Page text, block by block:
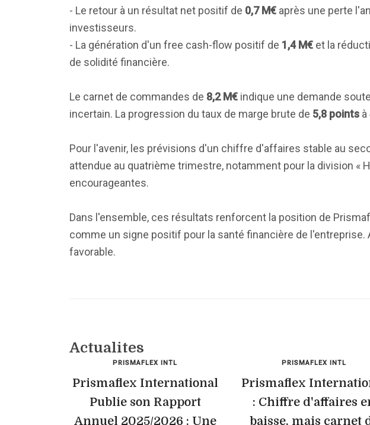
- Le retour à un résultat net positif de 0,7 M€ après une perte
investisseurs.
- La génération d'un free cash-flow positif de 1,4 M€ et la
de solidité financière.
Le carnet de commandes de 8,2 M€ indique une demande
incertain. La progression du taux de marge brute de 5,8 points à
Pour l'avenir, les prévisions d'un chiffre d'affaires stable au
attendue au quatrième trimestre, notamment pour la division «
encourageantes.
Dans l'ensemble, ces résultats renforcent la position de
comme un signe positif pour la santé financière de
favorable.
Actualites
PRISMAFLEX INTL
Prismaflex International
Publie son Rapport
Annuel 2025/2026 : Une
PRISMAFLEX INTL
Prismaflex
: Chiffre d'affaires
baisse, mais carnet